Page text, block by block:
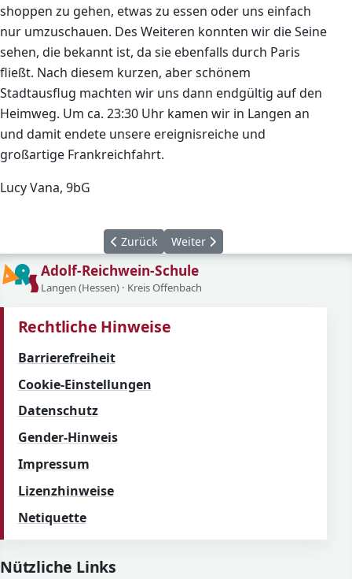
shoppen zu gehen, etwas zu essen oder uns einfach
nur umzuschauen. Des Weiteren konnten wir die Seine
sehen, die bekannt ist, da sie ebenfalls durch Paris
fließt. Nach diesem kurzen, aber schönem
Stadtausflug machten wir uns dann endgültig auf den
Heimweg. Um ca. 23:30 Uhr kamen wir in Langen an
und damit endete unsere ereignisreiche und
großartige Frankreichfahrt.
Lucy Vana, 9bG
Vorheriger Beitrag: Panasonic in Langen
Zurück Nächster Beitrag:
Weiter
Adolf-Reichwein-Schule
Langen (Hessen) · Kreis Offenbach
Rechtliche Hinweise
Barrierefreiheit
Cookie-Einstellungen
Datenschutz
Gender-Hinweis
Impressum
Lizenzhinweise
Netiquette
Nützliche Links